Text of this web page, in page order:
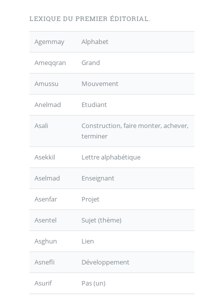
LEXIQUE DU PREMIER ÉDITORIAL.
Agemmay Alphabet
Ameqqran Grand
Amussu Mouvement
Anelmad Etudiant
Asali
Construction, faire monter, achever,
terminer
Asekkil Lettre alphabétique
Aselmad Enseignant
Asenfar Projet
Asentel Sujet (thème)
Asghun Lien
Asnefli Développement
Asurif Pas (un)